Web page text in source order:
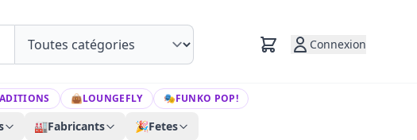
Connexion
👜LOUNGEFLY 🎭FUNKO POP!
🏭Fabricants 🎉Fetes